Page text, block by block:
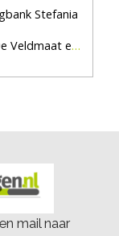
Stefania
en De Pas
mail naar